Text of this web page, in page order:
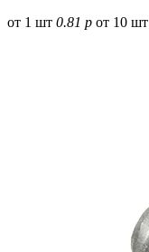
от 1 шт 0.81 р от 10 шт